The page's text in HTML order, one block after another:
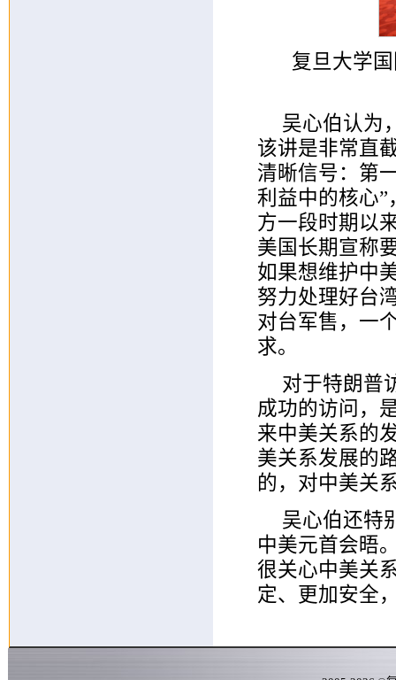
复旦大学
吴心伯认为
该讲是非常直
清晰信号：第
利益中的核心”
方一段时期以
美国长期宣称
如果想维护中
努力处理好台
对台军售，一
求。
对于特朗普
成功的访问，
来中美关系的
美关系发展的
的，对中美关
吴心伯还特
中美元首会晤
很关心中美关
定、更加安全